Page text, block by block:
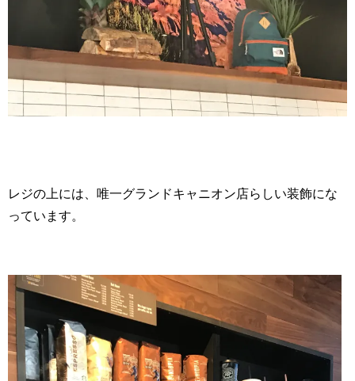
レジの上には、唯一グランドキャニオン店らしい装飾にな
っています。